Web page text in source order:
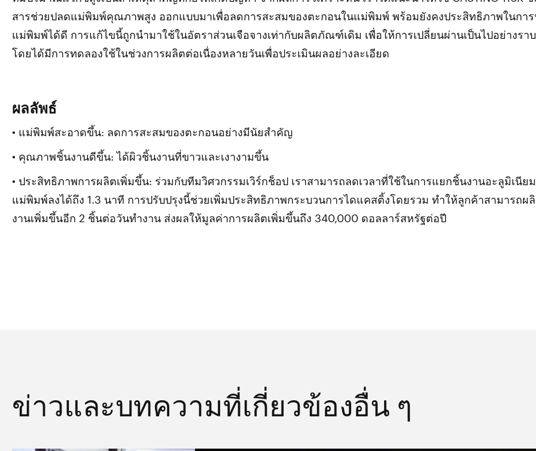
สารช่วยปลดแม่พิมพ์คุณภาพสูง ออกแบบมาเพื่อลดการสะสมของตะกอนในแม่พิมพ์ พร้อมยังคงประสิทธิภาพในกา
แม่พิมพ์ได้ดี การแก้ไขนี้ถูกนำมาใช้ในอัตราส่วนเจือจางเท่ากับผลิตภัณฑ์เดิม เพื่อให้การเปลี่ยนผ่านเป็นไปอย่างรา
โดยได้มีการทดลองใช้ในช่วงการผลิตต่อเนื่องหลายวันเพื่อประเมินผลอย่างละเอียด
ผลลัพธ์
• แม่พิมพ์สะอาดขึ้น: ลดการสะสมของตะกอนอย่างมีนัยสำคัญ
• คุณภาพชิ้นงานดีขึ้น: ได้ผิวชิ้นงานที่ขาวและเงางามขึ้น
• ประสิทธิภาพการผลิตเพิ่มขึ้น: ร่วมกับทีมวิศวกรรมเวิร์กช็อป เราสามารถลดเวลาที่ใช้ในการแยกชิ้นงานอะลูมิเนีย
แม่พิมพ์ลงได้ถึง 1.3 นาที การปรับปรุงนี้ช่วยเพิ่มประสิทธิภาพกระบวนการไดแคสติ้งโดยรวม ทำให้ลูกค้าสามารถผ
งานเพิ่มขึ้นอีก 2 ชิ้นต่อวันทำงาน ส่งผลให้มูลค่าการผลิตเพิ่มขึ้นถึง 340,000 ดอลลาร์สหรัฐต่อปี
ข่าวและบทความที่เกี่ยวข้องอื่น ๆ